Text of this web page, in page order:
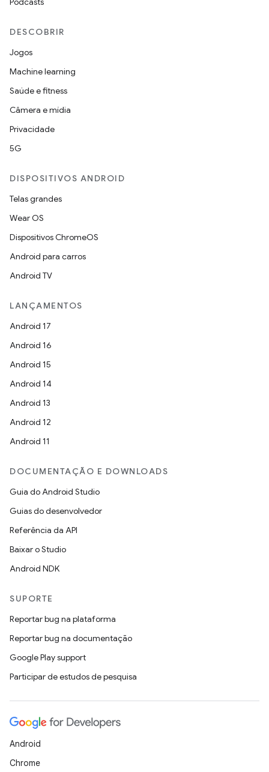
DESCOBRIR
Jogos
Machine learning
Saúde e fitness
Câmera e mídia
Privacidade
5G
DISPOSITIVOS ANDROID
Telas grandes
Wear OS
Dispositivos ChromeOS
Android para carros
Android TV
LANÇAMENTOS
Android 17
Android 16
Android 15
Android 14
Android 13
Android 12
Android 11
DOCUMENTAÇÃO E DOWNLOADS
Guia do Android Studio
Guias do desenvolvedor
Referência da API
Baixar o Studio
Android NDK
SUPORTE
Reportar bug na plataforma
Reportar bug na documentação
Google Play support
Participar de estudos de pesquisa
Android
Chrome